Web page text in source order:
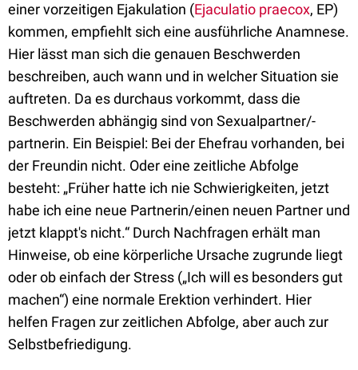
einer vorzeitigen Ejakulation (Ejaculatio praecox, EP)
kommen, empfiehlt sich eine ausführliche Anamnese.
Hier lässt man sich die genauen Beschwerden
beschreiben, auch wann und in welcher Situation sie
auftreten. Da es durchaus vorkommt, dass die
Beschwerden abhängig sind von Sexualpartner/-
partnerin. Ein Beispiel: Bei der Ehefrau vorhanden, bei
der Freundin nicht. Oder eine zeitliche Abfolge
besteht: „Früher hatte ich nie Schwierigkeiten, jetzt
habe ich eine neue Partnerin/einen neuen Partner und
jetzt klappt's nicht.“ Durch Nachfragen erhält man
Hinweise, ob eine körperliche Ursache zugrunde liegt
oder ob einfach der Stress („Ich will es besonders gut
machen“) eine normale Erektion verhindert. Hier
helfen Fragen zur zeitlichen Abfolge, aber auch zur
Selbstbefriedigung.